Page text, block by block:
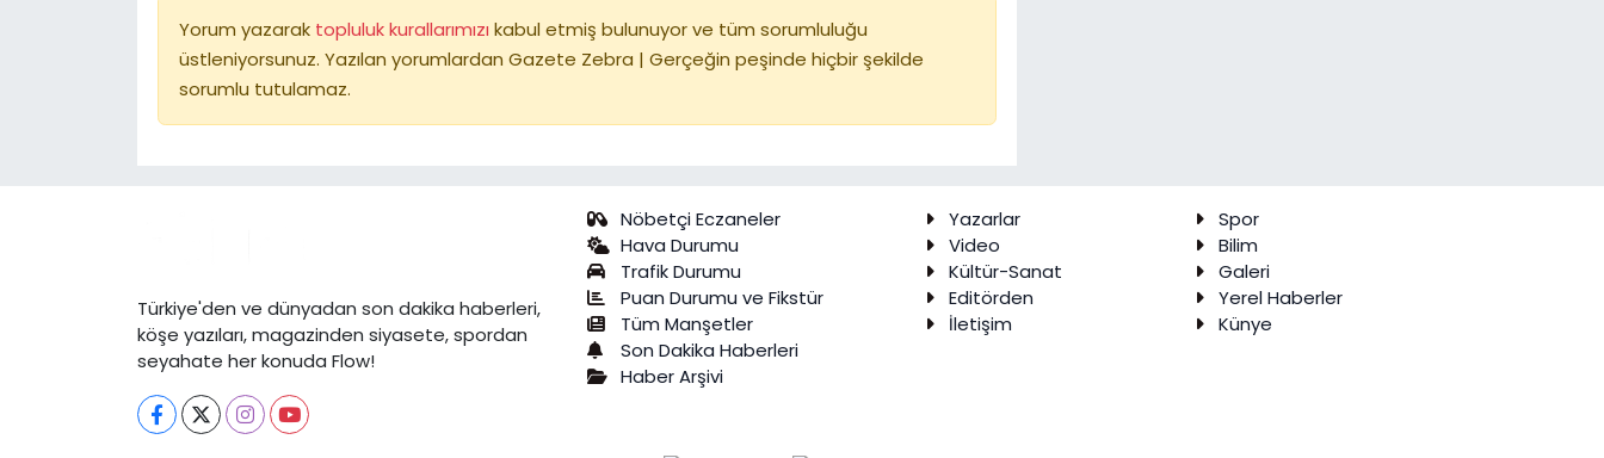
Yorum yazarak topluluk kurallarımızı kabul etmiş bulunuyor ve tüm sorumluluğu
üstleniyorsunuz. Yazılan yorumlardan Gazete Zebra | Gerçeğin peşinde hiçbir şekilde
sorumlu tutulamaz.
Türkiye'den ve dünyadan son dakika haberleri,
köşe yazıları, magazinden siyasete, spordan
seyahate her konuda Flow!
Nöbetçi Eczaneler
Hava Durumu
Trafik Durumu
Puan Durumu ve Fikstür
Tüm Manşetler
Son Dakika Haberleri
Haber Arşivi
Yazarlar
Spor
Video
Bilim
Kültür-Sanat
Galeri
Editörden
Yerel Haberler
İletişim
Künye